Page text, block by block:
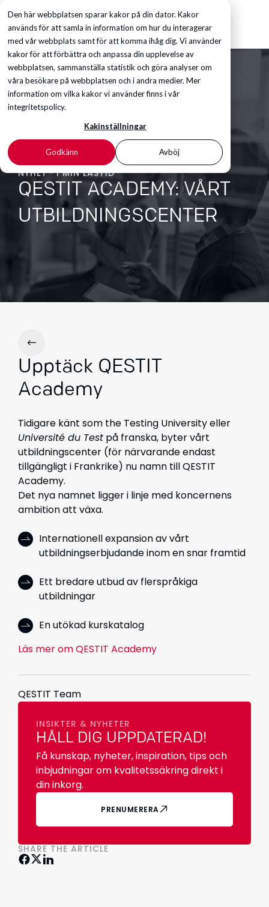
Den här webbplatsen sparar kakor på din dator. Kakor
används för att samla in information om hur du interagerar
med vår webbplats samt för att komma ihåg dig. Vi använder
kakor för att förbättra och anpassa din upplevelse av
webbplatsen, sammanställa statistik och göra analyser om
våra besökare på webbplatsen och i andra medier. Mer
information om vilka kakor vi använder finns i vår
integritetspolicy.
Kakinställningar
Godkänn Avböj
NYHET · 1 MIN LÄSTID
QESTIT ACADEMY: VÅRT
UTBILDNINGSCENTER
Upptäck QESTIT
Academy
Tidigare känt som the Testing University eller
Université du Test på franska, byter vårt
utbildningscenter (för närvarande endast
tillgängligt i Frankrike) nu namn till QESTIT
Academy.
Det nya namnet ligger i linje med koncernens
ambition att växa.
Internationell expansion av vårt
utbildningserbjudande inom en snar framtid
Ett bredare utbud av flerspråkiga
utbildningar
En utökad kurskatalog
Läs mer om QESTIT Academy
QESTIT Team
INSIKTER & NYHETER
HÅLL DIG UPPDATERAD!
Få kunskap, nyheter, inspiration, tips och
inbjudningar om kvalitetssäkring direkt i
din inkorg.
PRENUMERERA
SHARE THE ARTICLE